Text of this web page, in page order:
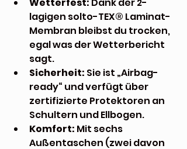
lagigen solto-TEX® Laminat-
Membran bleibst du trocken,
egal was der Wetterbericht
sagt.
Sicherheit: Sie ist „Airbag-
ready“ und verfügt über
zertifizierte Protektoren an
Schultern und Ellbogen.
Komfort: Mit sechs
Außentaschen (zwei davon